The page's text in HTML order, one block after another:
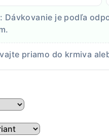
Dávkovanie je podľa
priamo do krmiva